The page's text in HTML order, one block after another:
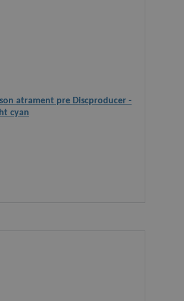
atrament pre Discproducer -
cyan